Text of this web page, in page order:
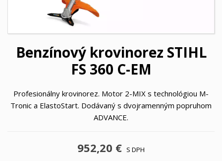
Benzínový krovinorez STIHL
FS 360 C-EM
Profesionálny krovinorez. Motor 2-MIX s technológiou M-
Tronic a ElastoStart. Dodávaný s dvojramenným popruhom
ADVANCE.
952,20 € S DPH